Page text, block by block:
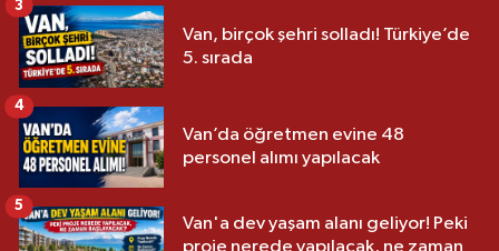
Van, birçok şehri solladı! Türkiye’de
5. sırada
3
Van’da öğretmen evine 48
personel alımı yapılacak
4
Van'a dev yaşam alanı geliyor! Peki
proje nerede yapılacak, ne zaman
5